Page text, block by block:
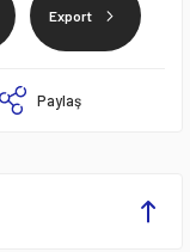
Export
Paylaş